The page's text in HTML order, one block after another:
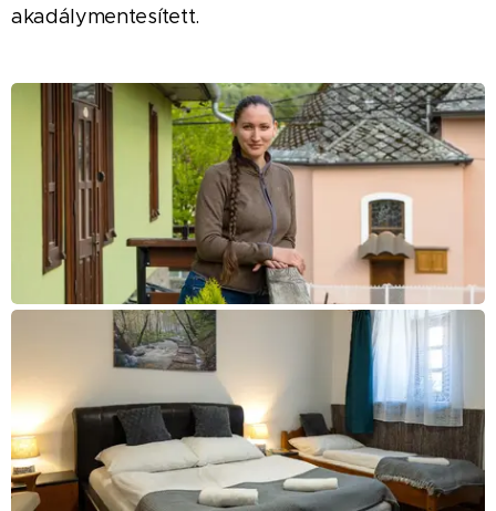
akadálymentesített.